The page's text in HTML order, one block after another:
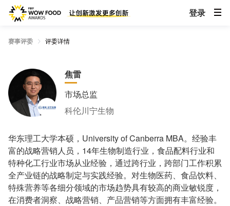
登录
赛事评委 评委详情
焦雷
市场总监
科伦川宁生物
华东理工大学本硕，University of Canberra MBA。经验丰
富的战略营销人员，14年生物制造行业，食品配料行业和
特种化工行业市场从业经验，通过跨行业，跨部门工作积累
全产业链的战略制定与实践经验。对生物医药、食品饮料、
特殊营养等各细分领域的市场趋势具有较高的商业敏锐度，
在消费者洞察、战略营销、产品营销等方面拥有丰富经验。